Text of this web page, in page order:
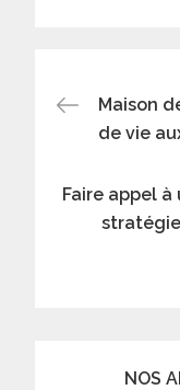
Post
Maison
de vie
Faire appel à
NOS